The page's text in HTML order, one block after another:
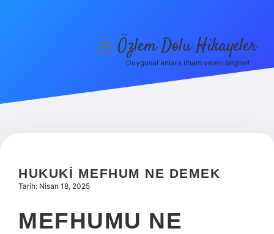
Hakkımızda
menüyüÖzlem Dolu Hikayeler
Duygusal anlara ilham veren bilgiler!
HUKUKI MEFHUM NE DEMEK
Tarih: Nisan 18, 2025
MEFHUMU NE